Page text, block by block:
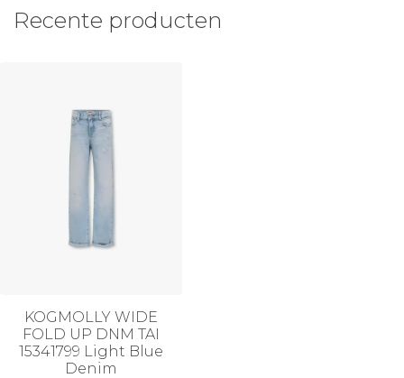
Recente producten
KOGMOLLY WIDE
FOLD UP DNM TAI
15341799 Light Blue
Denim